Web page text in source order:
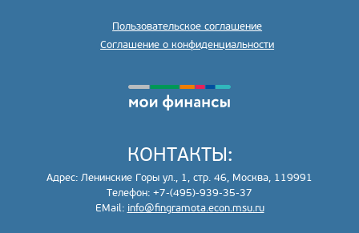
Пользовательское соглашение
Соглашение о конфиденциальности
КОНТАКТЫ:
Адрес: Ленинские Горы ул., 1, стр. 46, Москва, 119991
Телефон: +7-(495)-939-35-37
EMail: info@fingramota.econ.msu.ru